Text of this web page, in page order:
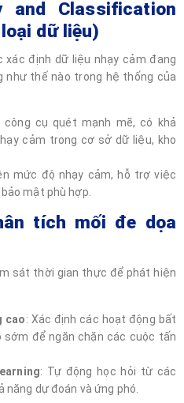
and Classification
dữ liệu)
xác định dữ liệu nhạy cảm đang
như thế nào trong hệ thống của
cụ quét mạnh mẽ, có khả
cảm trong cơ sở dữ liệu, kho
mức độ nhạy cảm, hỗ trợ việc
mật phù hợp.
tích mối đe dọa
sát thời gian thực để phát hiện
cao: Xác định các hoạt động bất
sớm để ngăn chặn các cuộc tấn
: Tự động học hỏi từ các
năng dự đoán và ứng phó.